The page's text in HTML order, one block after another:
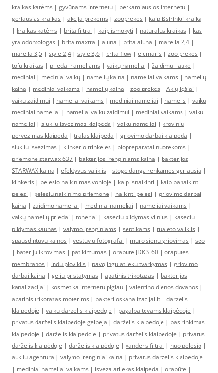
kraikas katėms | gyvūnams internetu | perkamiausios internetu |
geriausias kraikas | akcija prekems | zooprekės | kaip išsirinkti kraiką
| kraikas katėms | brita filtrai | kaip ismokyti | natūralus kraikas | kas
yra odontologas | brita maxtra | aluna | brita aluna | marella 2,4 |
marella 3,5 | style 2,4 | style 3,6 | brita flow | elemaris | zoo prekes |
tofu kraikas | priedai nameliams | vaikų nameliai | žaidimui lauke |
mediniai | mediniai vaikų | namelių kaina | nameliai vaikams | namelių
kaina | mediniai vaikams | namelių kaina | zoo prekes | Akių lęšiai |
vaiku zaidimui | nameliai vaikams | mediniai nameliai | namelis | vaiku
mediniai nameliai | nameliai vaiku zaidimui | mediniai vaikams | vaiku
nameliai | siukliu isvezimas klaipeda | vaiku nameliai | kroviniu
pervezimas klaipeda | tralas klaipeda | griovimo darbai klaipeda |
siukliu isvezimas | klinkerio trinkeles | biopreparatai nuotekoms |
priemone starwax 637 | bakterijos irenginiams kaina | bakterijos
STARWAX kaina | efektyvus valiklis | stogo danga renkames geriausia |
klinkeris | pelesio naikinimas vonioje | kaip isnaikinti | kaip panaikinti
pelesi | pelesiu naikinimo priemone | naikinti pelesi | griovimo darbai
kaina | zaidimo nameliai | mediniai nameliai | nameliai vaikams |
vaikų namelių priedai | toneriai | kaseciu pildymas vilnius | kaseciu
pildymas kaunas | valymo įrenginiams | septikams | tualeto valiklis |
spausdintuvu kainos | vestuviu fotografai | muro sienu griovimas | seo
| bateriju ikrovimas | patikimumas | orapute JDK S 60 | oraputes
membranos | indu ploviklis | pavojingu atlieku tvarkymas | griovimo
darbai kaina | geliu pristatymas | apatinis trikotazas | bakterijos
kanalizacijai | kosmetika internetu pigiau | valentino dienos dovanos |
apatinis trikotazas moterims | bakterijoskanalizacijai.lt | darzelis
klaipedoje | vaiku darzelis klaipedoje | pagalba tėvams klaipėdoje |
privatus darželis klaipėdoje gelbėja | darželis klaipėdoje | pasirinkimas
klaipėdoje | darželis klaipėdoje | privatus darželis klaipėdoje | privatus
darželis klaipėdoje | darželis klaipėdoje | vandens filtrai | nuo pelesio |
aukliu agentura | valymo irenginiai kaina | privatus darzelis klaipedoje
| mediniai nameliai vaikams | isveza atliekas klaipeda | orapūte |